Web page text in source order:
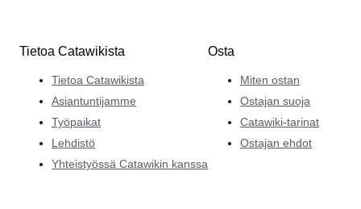
Tietoa Catawikista
Tietoa Catawikista
Asiantuntijamme
Työpaikat
Lehdistö
Yhteistyössä Catawikin kanssa
Osta
Miten ostan
Ostajan suoja
Catawiki-tarinat
Ostajan ehdot